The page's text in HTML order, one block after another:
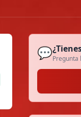
💬Pregunta